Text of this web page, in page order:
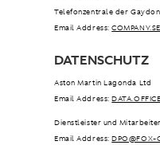
Telefonzentrale der
Email Address:
DATENSCHUTZ
Aston Martin Lagonda Ltd
Email Address:
Dienstleister und
Email Address:DPO@FOX-